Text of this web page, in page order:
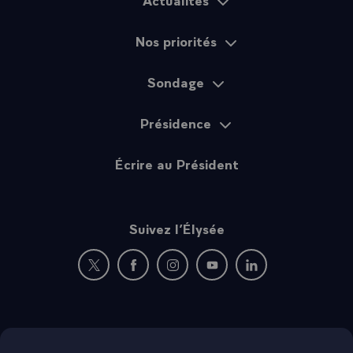
- Et moi, je crois de toutes mes forces à la France qui
- Bonne Année à la réussite de la France.
Nos priorités
Sondage
Présidence
Écrire au Président
Suivez l’Élysée
Nouvelle fenêtre : rejoignez-nous sur Twitter
Nouvelle fenêtre : rejoignez-nous sur
Nouvelle fenêtre : rejoignez-nous
Nouvelle fenêtre :
Nouvelle fenêtre :